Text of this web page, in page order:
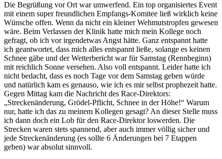
Die Begrüßung vor Ort war umwerfend. Ein top organisiertes Event
mit einem super freundlichen Empfangs-Komitee ließ wirklich keine
Wünsche offen. Wenn da nicht ein kleiner Wehmutstropfen gewesen
wäre. Beim Verlassen der Klinik hatte mich mein Kollege noch
gefragt, ob ich vor irgendetwas Angst hätte. Ganz entspannt hatte
ich geantwortet, dass mich alles entspannt ließe, solange es keinen
Schnee gäbe und der Wetterbericht war für Samstag (Rennbeginn)
mit reichlich Sonne versehen. Also voll entspannt. Leider hatte ich
nicht bedacht, dass es noch Tage vor dem Samstag geben würde
und natürlich kam es genauso, wie ich es mir selbst prophezeit hatte.
Gegen Mittag kam die Nachricht des Race-Direktors:
„Streckenänderung, Grödel-Pflicht, Schnee in der Höhe!“ Warum
nur, hatte ich das zu meinem Kollegen gesagt? An dieser Stelle muss
ich dann doch ein Lob für den Race-Direktor loswerden. Die
Strecken waren stets spannend, aber auch immer völlig sicher und
jede Streckenänderung (es sollte 6 Änderungen bei 7 Etappen
geben) war absolut sinnvoll.